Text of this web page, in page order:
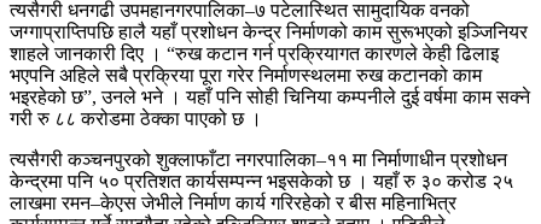
त्यसैगरी धनगढी उपमहानगरपालिका–७ पटेलास्थित सामुदायिक वनको
जग्गाप्राप्तिपछि हालै यहाँ प्रशोधन केन्द्र निर्माणको काम सुरूभएको इञ्जिनियर
शाहले जानकारी दिए । “रुख कटान गर्न प्रक्रियागत कारणले केही ढिलाइ
भएपनि अहिले सबै प्रक्रिया पूरा गरेर निर्माणस्थलमा रुख कटानको काम
भइरहेको छ”, उनले भने । यहाँ पनि सोही चिनिया कम्पनीले दुई वर्षमा काम सक्ने
गरी रु ८८ करोडमा ठेक्का पाएको छ ।
त्यसैगरी कञ्चनपुरको शुक्लाफाँटा नगरपालिका–११ मा निर्माणाधीन प्रशोधन
केन्द्रमा पनि ५० प्रतिशत कार्यसम्पन्न भइसकेको छ । यहाँ रु ३० करोड २५
लाखमा रमन–केएस जेभीले निर्माण कार्य गरिरहेको र बीस महिनाभित्र